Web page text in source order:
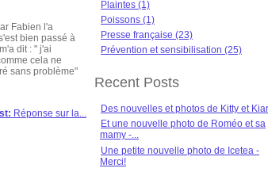
Fabien l'a
bien passé à
dit : " j'ai
cela ne
sans problème"
Réponse sur la...
Plaintes (1)
Poissons (1)
Presse française (23)
Prévention et sensibilisation (25)
Recent Posts
Des nouvelles et photos de Kitty et
Et une nouvelle photo de Roméo et sa
mamy -...
Une petite nouvelle photo de Icetea -
Merci!